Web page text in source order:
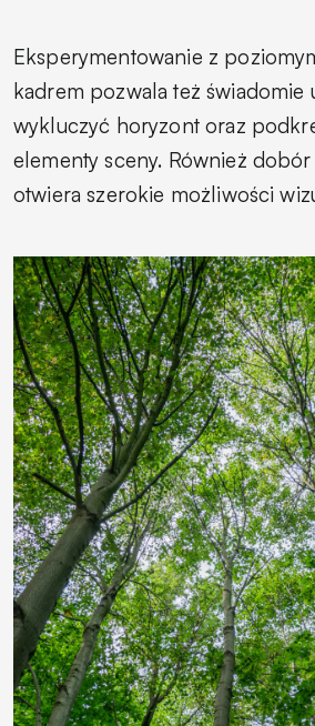
Eksperymentowanie z
kadrem pozwala też
wykluczyć horyzont oraz
elementy sceny. Również
otwiera szerokie możliwości